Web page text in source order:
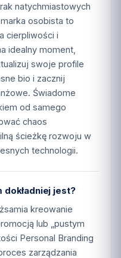
natychmiastowych
osobista to
cierpliwości i
idealny moment,
swoje profile
bio i zacznij
Świadome
od samego
chaos
ścieżkę rozwoju w
technologii.
dokładniej jest?
kreowanie
lub „pustym
Personal Branding
zarządzania